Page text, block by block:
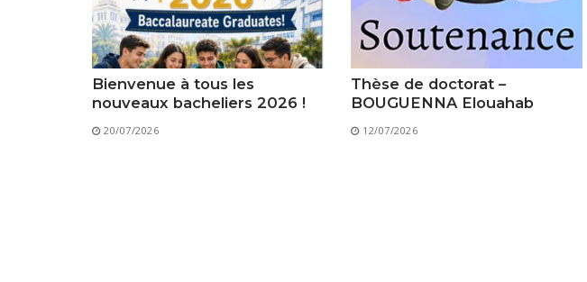
Bienvenue à tous les
nouveaux bacheliers 2026 !
20/07/2026
Thèse de doctorat –
BOUGUENNA Elouahab
12/07/2026